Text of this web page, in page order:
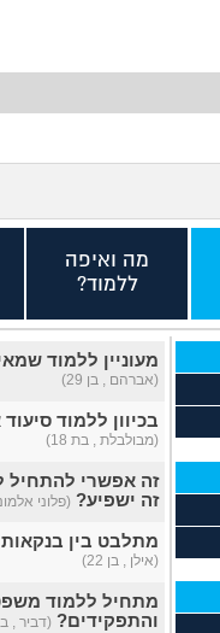
מה ואיפה
ללמוד?
מעוניין ללמוד
(אברהם , בן 29)
בכיוון ללמוד
(מבולבלת , בת 18)
זה אפשרי להתחיל
זה ישפיע? (פלוני אלמוני
מתלבט בין בנקאות
(אילן , בן 22)
מתחיל ללמוד
והתפקידים? (דביר , בן